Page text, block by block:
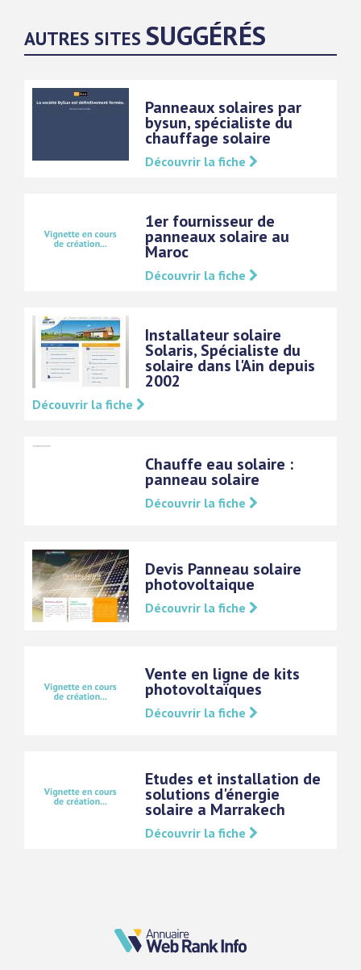
AUTRES SITES SUGGÉRÉS
Panneaux solaires par
bysun, spécialiste du
chauffage solaire
Découvrir la fiche
1er fournisseur de
panneaux solaire au
Maroc
Découvrir la fiche
Installateur solaire
Solaris, Spécialiste du
solaire dans l'Ain depuis
2002
Découvrir la fiche
Chauffe eau solaire :
panneau solaire
Découvrir la fiche
Devis Panneau solaire
photovoltaique
Découvrir la fiche
Vente en ligne de kits
photovoltaïques
Découvrir la fiche
Etudes et installation de
solutions d'énergie
solaire a Marrakech
Découvrir la fiche